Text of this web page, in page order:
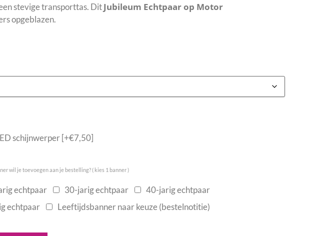
stevige transporttas. DitJubileum Echtpaar op Motor
opgeblazen.
schijnwerper [+€7,50]
wil je toevoegen aan je bestelling? ( kies 1 banner )
echtpaar 30-jarig echtpaar
40-jarig echtpaar
echtpaar Leeftijdsbanner naar keuze (bestelnotitie)